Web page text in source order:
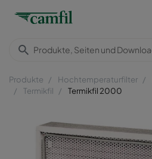
Produkte Hochtemperaturfilter
Termikfil
Termikfil 2000